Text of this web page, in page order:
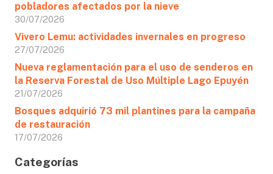
pobladores afectados por la nieve
30/07/2026
Vivero Lemu: actividades invernales en progreso
27/07/2026
Nueva reglamentación para el uso de senderos en
la Reserva Forestal de Uso Múltiple Lago Epuyén
21/07/2026
Bosques adquirió 73 mil plantines para la campaña
de restauración
17/07/2026
Categorías